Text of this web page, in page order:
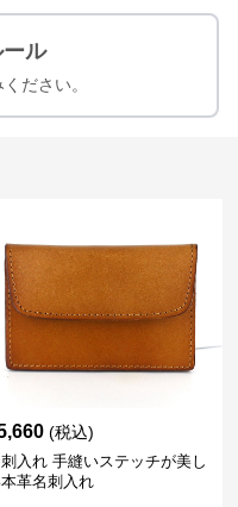
ル
ださい。
(税込)
入れ 手縫いステッチが美し
革名刺入れ